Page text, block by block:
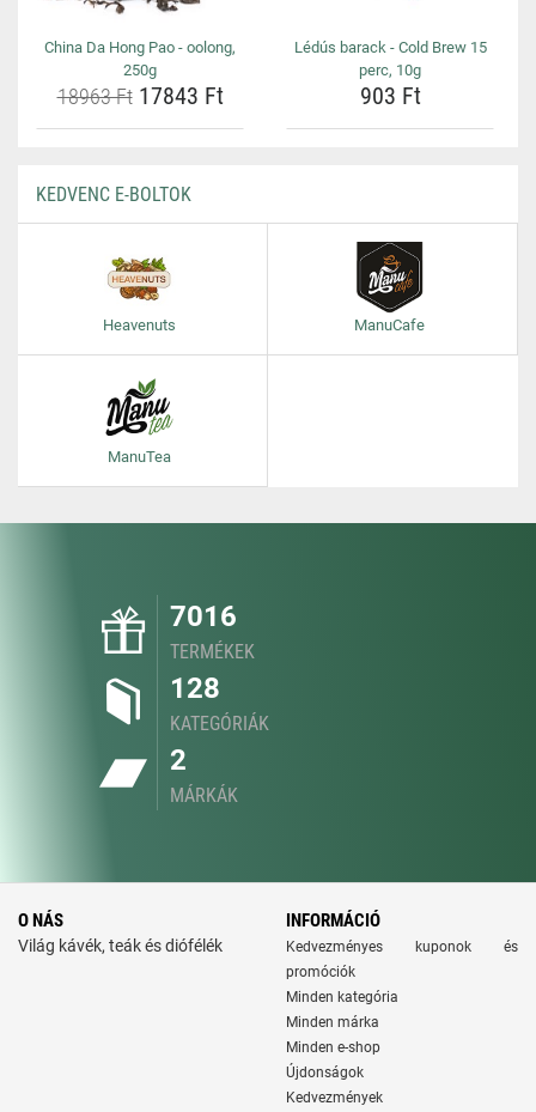
China Da Hong Pao - oolong,
250g
18963 Ft17843 Ft
Lédús barack - Cold Brew 15
perc, 10g
903 Ft
KEDVENC E-BOLTOK
Heavenuts ManuCafe
ManuTea
7016
TERMÉKEK
128
KATEGÓRIÁK
2
MÁRKÁK
O NÁS
Világ kávék, teák és diófélék
INFORMÁCIÓ
Kedvezményes kuponok és
promóciók
Minden kategória
Minden márka
Minden e-shop
Újdonságok
Kedvezmények